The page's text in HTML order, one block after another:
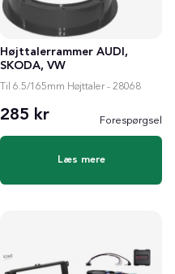
Højttalerrammer AUDI,
SKODA, VW
Til 6.5/165mm Højttaler - 28068
285 kr Forespørgsel
Læs mere